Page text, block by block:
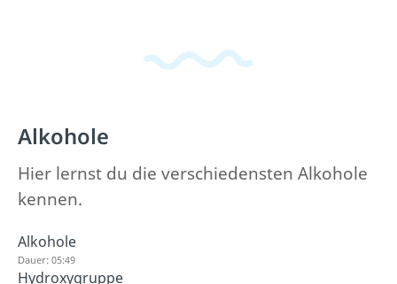
Alkohole
Hier lernst du die verschiedensten Alkohole
kennen.
Alkohole
Dauer: 05:49
Hydroxygruppe